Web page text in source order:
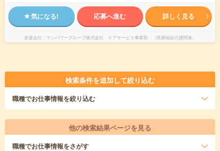
気になる! 応募へ進む 詳しく見る
派遣会社 マンパワーグループ株式会社 ケアサービス事業部 （医療福祉介護関連）
検索条件を追加して絞り込む
職種でお仕事情報を絞り込む
他の検索結果ページを見る
職種でお仕事情報をさがす